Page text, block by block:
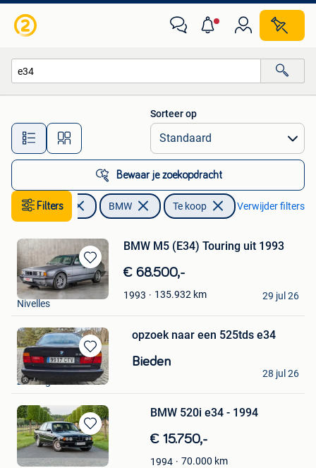
Alle afstanden…
Sorteer op
Bewaar je zoekopdracht
Filters
Auto's BMW Te koop Verwijder filters
Bewaren
in
Mijn
BMW M5 (E34) Touring uit 1993
€ 68.500,-
1993 135.932 km
DriveCity Sales
Nivelles
29 jul 26
Bewaren
in
Mijn
opzoek naar een 525tds e34
Bieden
vanverge
Zwevegem
28 jul 26
Bewaren
in
BMW 520i e34 - 1994
€ 15.750,-
1994 70.000 km